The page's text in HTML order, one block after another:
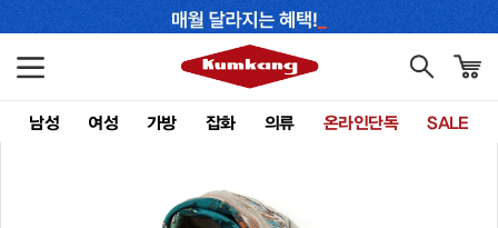
남성 여성 가방 잡화 의류 온라인단독 SALE